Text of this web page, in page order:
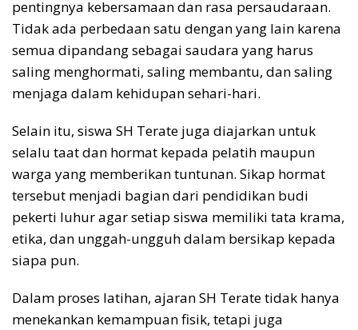
pentingnya kebersamaan dan rasa persaudaraan.
Tidak ada perbedaan satu dengan yang lain karena
semua dipandang sebagai saudara yang harus
saling menghormati, saling membantu, dan saling
menjaga dalam kehidupan sehari-hari.
Selain itu, siswa SH Terate juga diajarkan untuk
selalu taat dan hormat kepada pelatih maupun
warga yang memberikan tuntunan. Sikap hormat
tersebut menjadi bagian dari pendidikan budi
pekerti luhur agar setiap siswa memiliki tata krama,
etika, dan unggah-ungguh dalam bersikap kepada
siapa pun.
Dalam proses latihan, ajaran SH Terate tidak hanya
menekankan kemampuan fisik, tetapi juga